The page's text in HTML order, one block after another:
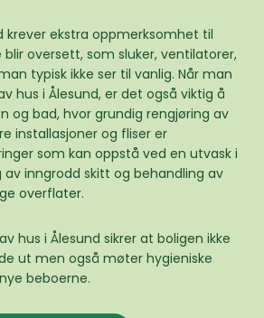
krever ekstra oppmerksomhet til
oversett, som sluker, ventilatorer,
typisk ikke ser til vanlig. Når man
hus i Ålesund, er det også viktig å
og bad, hvor grundig rengjøring av
installasjoner og fliser er
som kan oppstå ved en utvask i
av inngrodd skitt og behandling av
overflater.
hus i Ålesund sikrer at boligen ikke
ut men også møter hygieniske
beboerne.